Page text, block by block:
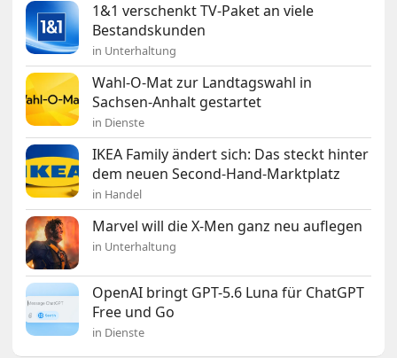
1&1 verschenkt TV-Paket an viele
Bestandskunden
in Unterhaltung
Wahl-O-Mat zur Landtagswahl in
Sachsen-Anhalt gestartet
in Dienste
IKEA Family ändert sich: Das steckt hinter
dem neuen Second-Hand-Marktplatz
in Handel
Marvel will die X-Men ganz neu auflegen
in Unterhaltung
OpenAI bringt GPT-5.6 Luna für ChatGPT
Free und Go
in Dienste